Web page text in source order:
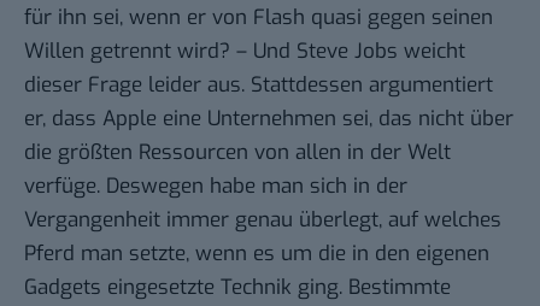
für ihn sei, wenn er von Flash quasi gegen seinen
Willen getrennt wird? – Und Steve Jobs weicht
dieser Frage leider aus. Stattdessen argumentiert
er, dass Apple eine Unternehmen sei, das nicht über
die größten Ressourcen von allen in der Welt
verfüge. Deswegen habe man sich in der
Vergangenheit immer genau überlegt, auf welches
Pferd man setzte, wenn es um die in den eigenen
Gadgets eingesetzte Technik ging. Bestimmte